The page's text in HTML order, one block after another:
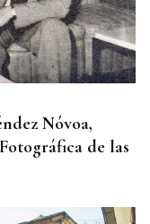
Nóvoa,
de las